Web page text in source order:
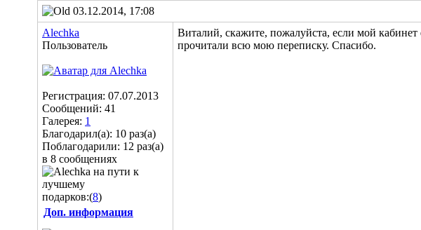
03.12.2014, 17:08
Alechka
Пользователь
Регистрация: 07.07.2013
Сообщений: 41
Галерея: 1
Благодарил(а): 10 раз(а)
Поблагодарили: 12 раз(а)
в 8 сообщениях
подарков:(8)
Доп. информация
Виталий, скажите, пожалуйста, если мой
прочитали всю мою переписку. Спасибо.